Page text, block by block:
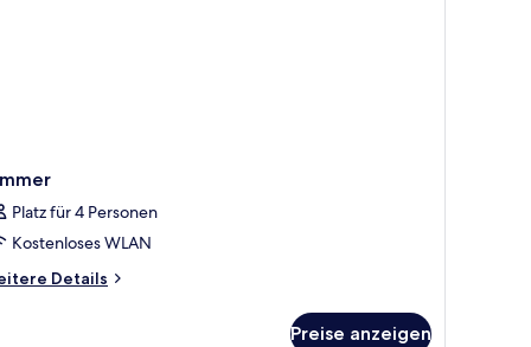
Platz für 4 Personen
Kostenloses WLAN
Details
Preise anzeigen